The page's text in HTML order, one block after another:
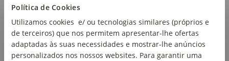
Política de Cookies
Utilizamos cookies e/ ou tecnologias similares (próprios e
de terceiros) que nos permitem apresentar-lhe ofertas
adaptadas às suas necessidades e mostrar-lhe anúncios
personalizados nos nossos websites. Para garantir uma
2
22,68€/kg
3
24,44€/kg